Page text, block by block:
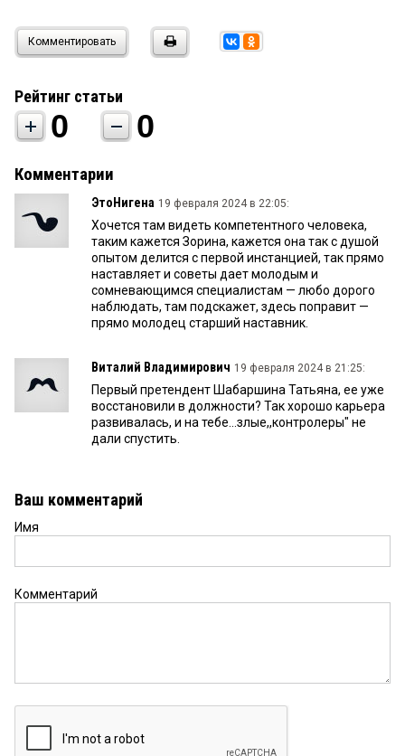
Комментировать
Рейтинг статьи
0 0
Комментарии
ЭтоНигена 19 февраля 2024 в 22:05:
Хочется там видеть компетентного человека,
таким кажется Зорина, кажется она так с душой
опытом делится с первой инстанцией, так прямо
наставляет и советы дает молодым и
сомневающимся специалистам — любо дорого
наблюдать, там подскажет, здесь поправит —
прямо молодец старший наставник.
Виталий Владимирович 19 февраля 2024 в 21:25:
Первый претендент Шабаршина Татьяна, ее уже
восстановили в должности? Так хорошо карьера
развивалась, и на тебе...злые,,контролеры" не
дали спустить.
Ваш комментарий
Имя
Комментарий